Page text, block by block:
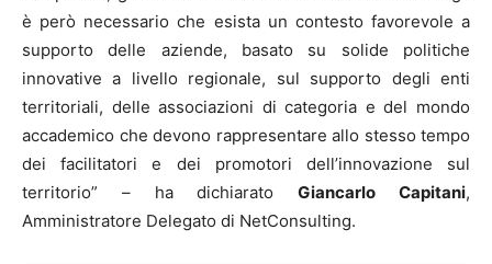
è però necessario che esista un contesto favorevole a
supporto delle aziende, basato su solide politiche
innovative a livello regionale, sul supporto degli enti
territoriali, delle associazioni di categoria e del mondo
accademico che devono rappresentare allo stesso tempo
dei facilitatori e dei promotori dell’innovazione sul
territorio” – ha dichiaratoGiancarlo Capitani,
Amministratore Delegato di NetConsulting.